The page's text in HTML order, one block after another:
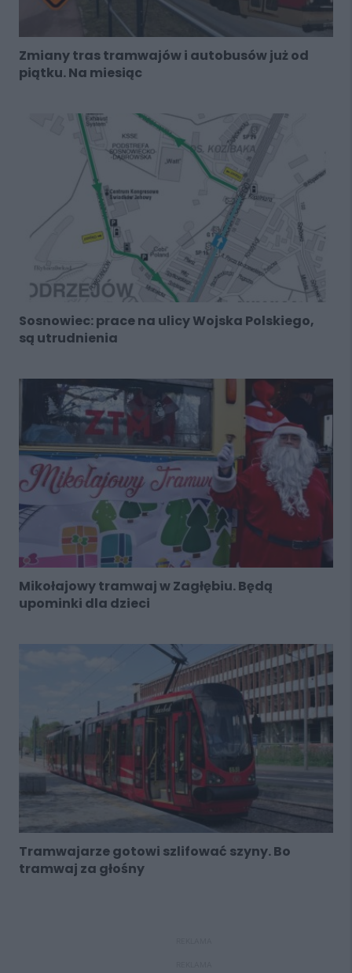
Zmiany tras tramwajów i autobusów już od
piątku. Na miesiąc
Sosnowiec: prace na ulicy Wojska Polskiego,
są utrudnienia
Mikołajowy tramwaj w Zagłębiu. Będą
upominki dla dzieci
Tramwajarze gotowi szlifować szyny. Bo
tramwaj za głośny